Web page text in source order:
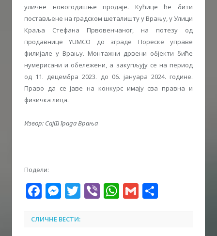
уличне новогодишње продаје. Кућице ће бити
постављене на градском шеталишту у Врању, у Улици
Краља Стефана Првовенчаног, на потезу од
продавнице YUMCO до зграде Пореске управе
филијале у Врању. Монтажни дрвени објекти биће
нумерисани и обележени, а закупљују се на период
од 11. децембра 2023. до 06. јануара 2024. године.
Право да се јаве на конкурс имају сва правна и
физичка лица.
Извор: Сајт града Врања
Подели:
Facebook
Messenger
Twitter
ViberWhatsApp
Gmail
СЛИЧНЕ ВЕСТИ: